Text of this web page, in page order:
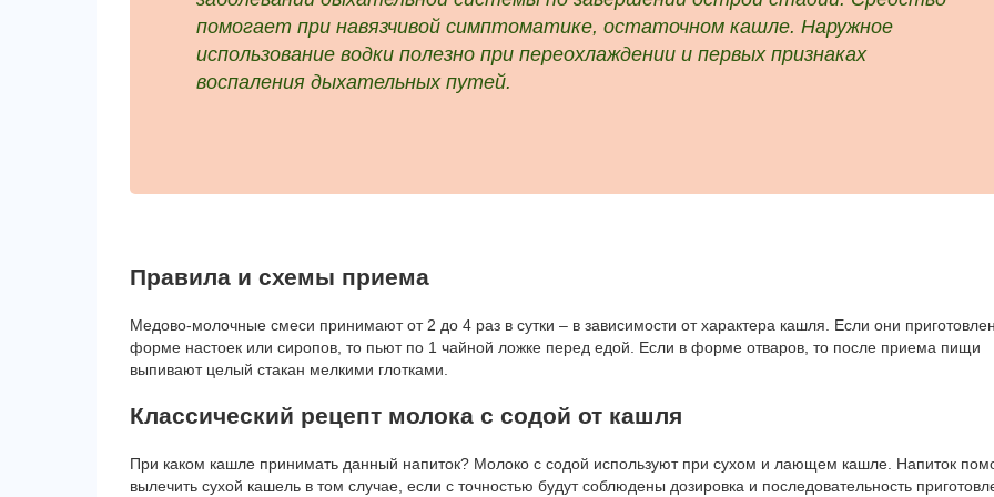
помогает при навязчивой симптоматике, остаточном кашле. Наружное
использование водки полезно при переохлаждении и первых признаках
воспаления дыхательных путей.
Правила и схемы приема
Медово-молочные смеси принимают от 2 до 4 раз в сутки – в зависимости от характера кашля. Если они
форме настоек или сиропов, то пьют по 1 чайной ложке перед едой. Если в форме отваров, то после приема пищи
выпивают целый стакан мелкими глотками.
Классический рецепт молока с содой от кашля
При каком кашле принимать данный напиток? Молоко с содой используют при сухом и лающем кашле. Напиток
вылечить сухой кашель в том случае, если с точностью будут соблюдены дозировка и последовательность